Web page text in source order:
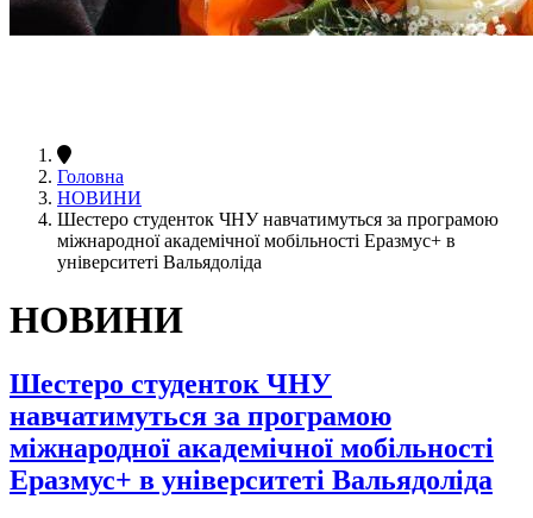
Головна
НОВИНИ
Шестеро студенток ЧНУ навчатимуться за програмою
міжнародної академічної мобільності Еразмус+ в
університеті Вальядоліда
НОВИНИ
Шестеро студенток ЧНУ
навчатимуться за програмою
міжнародної академічної мобільності
Еразмус+ в університеті Вальядоліда